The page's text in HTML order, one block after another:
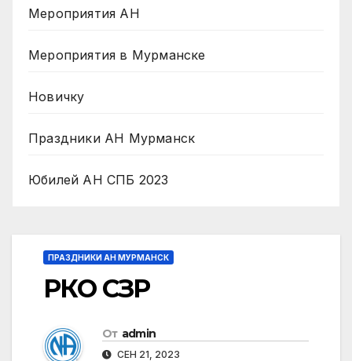
Мероприятия АН
Мероприятия в Мурманске
Новичку
Праздники АН Мурманск
Юбилей АН СПБ 2023
ПРАЗДНИКИ АН МУРМАНСК
РКО СЗР
От admin
СЕН 21, 2023